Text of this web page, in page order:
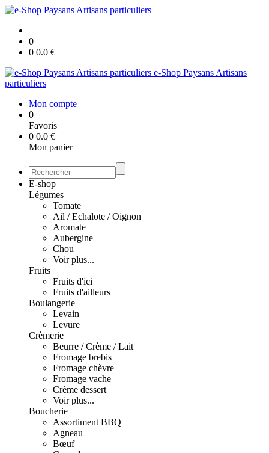
0
0 0.0 €
e-Shop Paysans Artisans
particuliers
Mon compte
0
Favoris
0 0.0 €
Mon panier
E-shop
Légumes
Tomate
Ail / Echalote / Oignon
Aromate
Aubergine
Chou
Voir plus...
Fruits
Fruits d'ici
Fruits d'ailleurs
Boulangerie
Levain
Levure
Crèmerie
Beurre / Crème / Lait
Fromage brebis
Fromage chèvre
Fromage vache
Crème dessert
Voir plus...
Boucherie
Assortiment BBQ
Agneau
Bœuf